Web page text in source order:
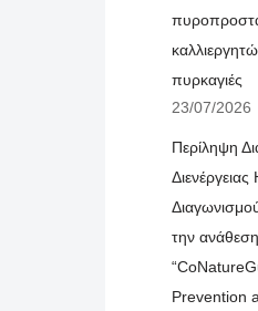
πυρκαγιές
23/07/2026
Περίληψη
την
Prevention